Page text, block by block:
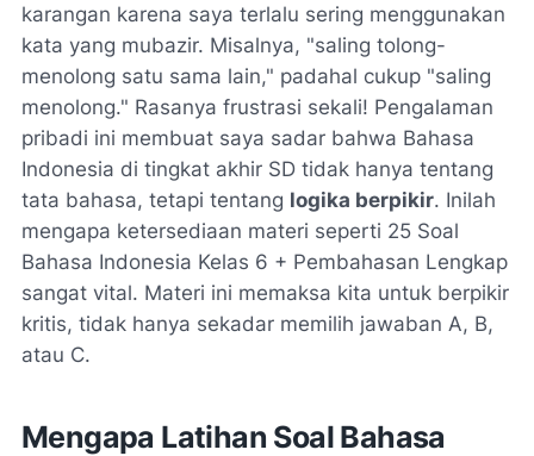
karangan karena saya terlalu sering menggunakan
kata yang mubazir. Misalnya, "saling tolong-
menolong satu sama lain," padahal cukup "saling
menolong." Rasanya frustrasi sekali! Pengalaman
pribadi ini membuat saya sadar bahwa Bahasa
Indonesia di tingkat akhir SD tidak hanya tentang
tata bahasa, tetapi tentang logika berpikir. Inilah
mengapa ketersediaan materi seperti 25 Soal
Bahasa Indonesia Kelas 6 + Pembahasan Lengkap
sangat vital. Materi ini memaksa kita untuk berpikir
kritis, tidak hanya sekadar memilih jawaban A, B,
atau C.
Mengapa Latihan Soal Bahasa